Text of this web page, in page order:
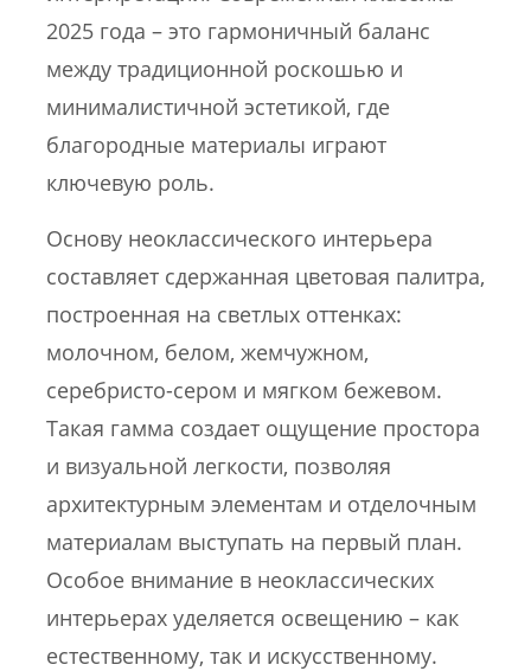
2025 года – это гармоничный баланс
между традиционной роскошью и
минималистичной эстетикой, где
благородные материалы играют
ключевую роль.
Основу неоклассического интерьера
составляет сдержанная цветовая палитра,
построенная на светлых оттенках:
молочном, белом, жемчужном,
серебристо-сером и мягком бежевом.
Такая гамма создает ощущение простора
и визуальной легкости, позволяя
архитектурным элементам и отделочным
материалам выступать на первый план.
Особое внимание в неоклассических
интерьерах уделяется освещению – как
естественному, так и искусственному.